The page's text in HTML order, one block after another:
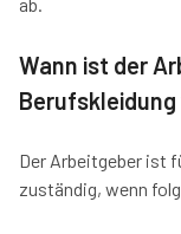
Wann ist der
Der Arbeitgeber ist
zuständig, wenn